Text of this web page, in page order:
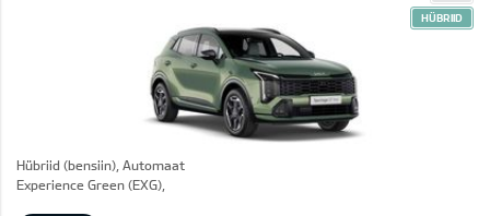
HÜBRIID
Hübriid (bensiin), Automaat
Experience Green (EXG),